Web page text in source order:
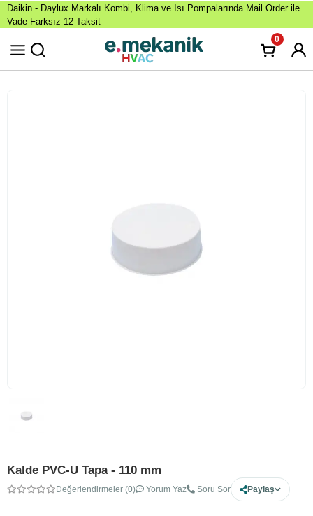
Daikin - Daylux Markalı Kombi, Klima ve Isı Pompalarında Mail Order ile
Vade Farksız 12 Taksit
0
Kalde PVC-U Tapa - 110 mm
Değerlendirmeler (0) Yorum Yaz Soru Sor Paylaş